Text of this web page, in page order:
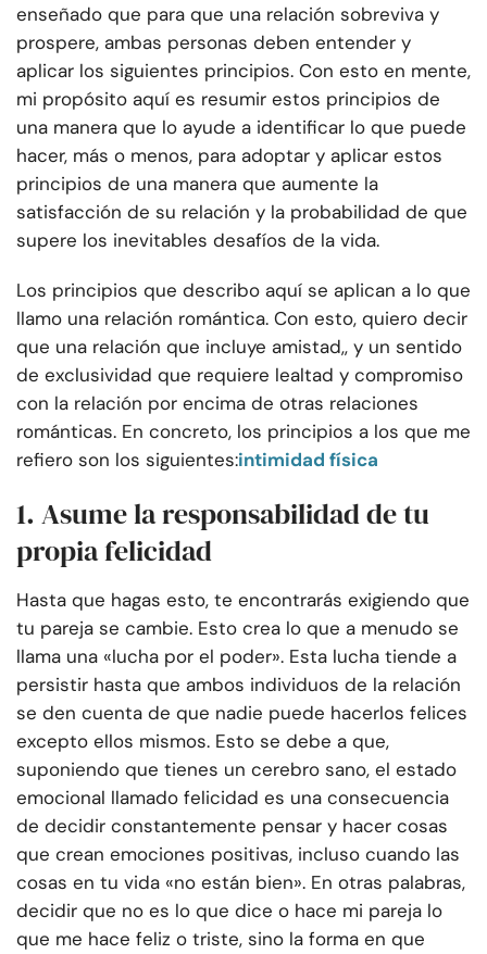
enseñado que para que una relación sobreviva y
prospere, ambas personas deben entender y
aplicar los siguientes principios. Con esto en mente,
mi propósito aquí es resumir estos principios de
una manera que lo ayude a identificar lo que puede
hacer, más o menos, para adoptar y aplicar estos
principios de una manera que aumente la
satisfacción de su relación y la probabilidad de que
supere los inevitables desafíos de la vida.
Los principios que describo aquí se aplican a lo que
llamo una relación romántica. Con esto, quiero decir
que una relación que incluye amistad,, y un sentido
de exclusividad que requiere lealtad y compromiso
con la relación por encima de otras relaciones
románticas. En concreto, los principios a los que me
refiero son los siguientes:intimidad física
1. Asume la responsabilidad de tu
propia felicidad
Hasta que hagas esto, te encontrarás exigiendo que
tu pareja se cambie. Esto crea lo que a menudo se
llama una «lucha por el poder». Esta lucha tiende a
persistir hasta que ambos individuos de la relación
se den cuenta de que nadie puede hacerlos felices
excepto ellos mismos. Esto se debe a que,
suponiendo que tienes un cerebro sano, el estado
emocional llamado felicidad es una consecuencia
de decidir constantemente pensar y hacer cosas
que crean emociones positivas, incluso cuando las
cosas en tu vida «no están bien». En otras palabras,
decidir que no es lo que dice o hace mi pareja lo
que me hace feliz o triste, sino la forma en que